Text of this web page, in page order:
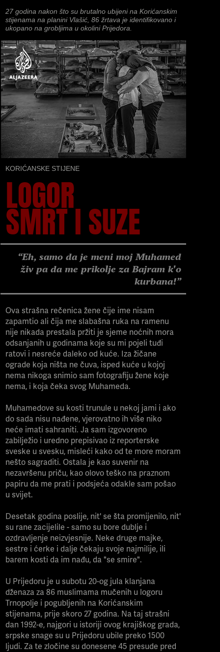
27 godina nakon što su brutalno ubijeni na Korićanskim
stijenama na planini Vlašić, 86 žrtava je identifikovano i
ukopano na grobljima u okolini Prijedora.
KORIĆANSKE STIJENE
LOGOR
SMRT I SUZE
“Eh, samo da je meni moj Muhamed
živ pa da me prikolje za Bajram k'o
kurbana!”
Ova strašna rečenica žene čije ime nisam
zapamtio ali čija me slabašna ruka na ramenu
nije nikada prestala pržiti je sjeme noćnih mora
odsanjanih u godinama koje su mi pojeli tuđi
ratovi i nesreće daleko od kuće. Iza žičane
ograde koja ništa ne čuva, isped kuće u kojoj
nema nikoga snimio sam fotografiju žene koje
nema, i koja čeka svog Muhameda.
Muhamedove su kosti trunule u nekoj jami i ako
do sada nisu nađene, vjerovatno ih više niko
neće imati sahraniti. Ja sam izgovoreno
zabilježio i uredno prepisivao iz reporterske
sveske u svesku, misleći kako od te more moram
nešto sagraditi. Ostala je kao suvenir na
nezavršenu priču, kao olovo teško na praznom
papiru da me prati i podsjeća odakle sam pošao
u svijet.
Desetak godina poslije, nit' se šta promijenilo, nit'
su rane zacijelile - samo su bore dublje i
ozdravljenje neizvjesnije. Neke druge majke,
sestre i ćerke i dalje čekaju svoje najmilije, ili
barem kosti da im nađu, da "se smire".
U Prijedoru je u subotu 20-og jula klanjana
dženaza za 86 muslimama mučenih u logoru
Trnopolje i pogubljenih na Korićanskim
stijenama, prije skoro 27 godina. Na taj strašni
dan 1992-e, najgori u istoriji ovog krajiškog grada,
srpske snage su u Prijedoru ubile preko 1500
ljudi. Za te zločine su donesene 45 presude pred